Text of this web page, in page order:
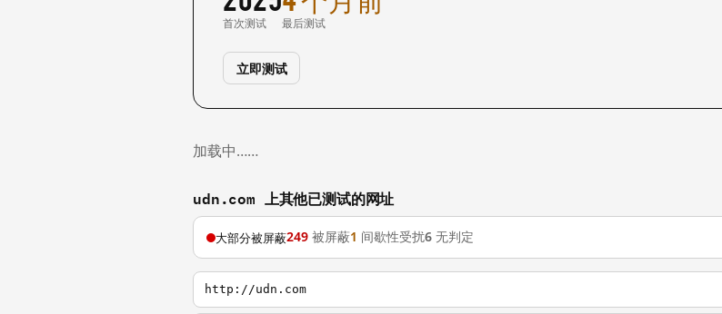
首次测试 最后测试
立即测试
加载中……
udn.com 上其他已测试的网址
大部分被屏蔽249 被屏蔽1 间歇性受扰6 无判定
http://udn.com